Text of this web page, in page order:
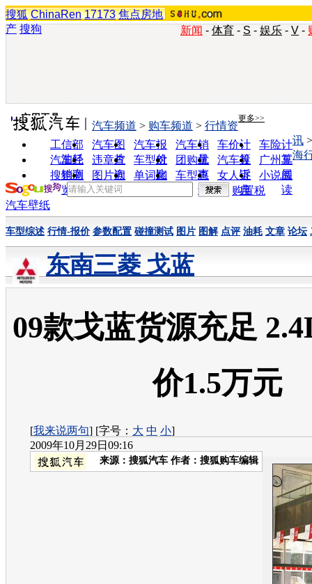
搜狐 ChinaRen 17173 焦点房地
产 搜狗 新闻 - 体育 - S - 娱乐 - V -
实用工具 更多>>
工信部
油耗
汽车图
片
汽车报
价
汽车销
量
车价计
算
车险计
算
汽车经
销商
违章查
询
车型对
比
团购优
惠
汽车投
诉
广州车
展
搜狗浏
览器
图片欣
赏
单词翻
车型查
询
女人宝
典
小说阅
读
汽车频道 > 购车频道 > 行情资
讯
海
购置税
汽车壁纸
车型综述 行情-报价 参数配置 碰撞测试 图片 图解 点评 油耗 文章 论坛
东南三菱 戈蓝
09款戈蓝货源充足
价1.5万元
[我来说两句] [字号： 大 中 小]
2009年10月29日09:16
来源： 搜狐汽车 作者：搜狐购车编辑